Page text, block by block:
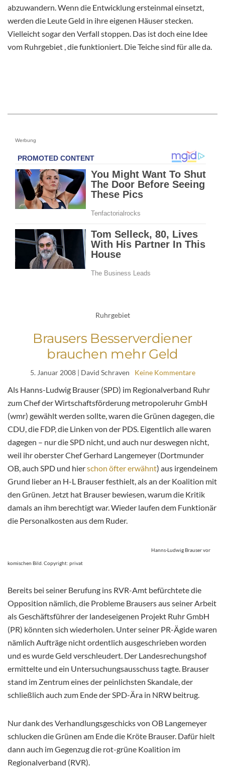
abzuwandern. Wenn die Entwicklung ersteinmal einsetzt,
werden die Leute Geld in ihre eigenen Häuser stecken.
Vielleicht sogar den Verfall stoppen. Das ist doch eine Idee
vom Ruhrgebiet , die funktioniert. Die Teiche sind für alle da.
Werbung
Ruhrgebiet
Brausers Besserverdiener
brauchen mehr Geld
5. Januar 2008| David Schraven Keine Kommentare
Als Hanns-Ludwig Brauser (SPD) im Regionalverband Ruhr
zum Chef der Wirtschaftsförderung metropoleruhr GmbH
(wmr) gewählt werden sollte, waren die Grünen dagegen, die
CDU, die FDP, die Linken von der PDS. Eigentlich alle waren
dagegen – nur die SPD nicht, und auch nur deswegen nicht,
weil ihr oberster Chef Gerhard Langemeyer (Dortmunder
OB, auch SPD und hierschon öftererwähnt) aus irgendeinem
Grund lieber an H-L Brauser festhielt, als an der Koalition mit
den Grünen. Jetzt hat Brauser bewiesen, warum die Kritik
damals an ihm berechtigt war. Wieder laufen dem Funktionär
die Personalkosten aus dem Ruder.
Hanns-Ludwig Brauser vor
komischen Bild. Copyright: privat
Bereits bei seiner Berufung ins RVR-Amt befürchtete die
Opposition nämlich, die Probleme Brausers aus seiner Arbeit
als Geschäftsführer der landeseigenen Projekt Ruhr GmbH
(PR) könnten sich wiederholen. Unter seiner PR-Ägide waren
nämlich Aufträge nicht ordentlich ausgeschrieben worden
und es wurde Geld verschleudert. Der Landesrechungshof
ermittelte und ein Untersuchungsausschuss tagte. Brauser
stand im Zentrum eines der peinlichsten Skandale, der
schließlich auch zum Ende der SPD-Ära in NRW beitrug.
Nur dank des Verhandlungsgeschicks von OB Langemeyer
schlucken die Grünen am Ende die Kröte Brauser. Dafür hielt
dann auch im Gegenzug die rot-grüne Koalition im
Regionalverband (RVR).